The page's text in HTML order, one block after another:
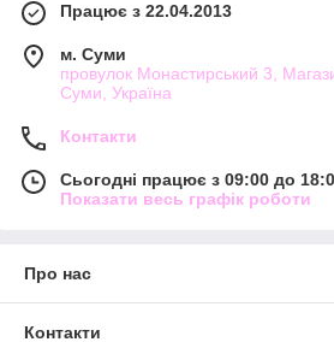
Працює з 22.04.2013
м. Суми
провулок Монастирський 3,
Суми, Україна
Контакти
Сьогодні працює з 09:00 до
Показати весь графік роботи
Про нас
Контакти